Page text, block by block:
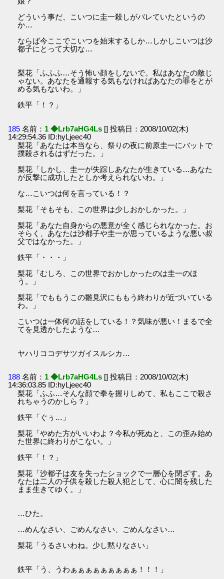
どういう事だ、こいつに圭一殺しがバレていたというの
か…
ならば今ここでこいつを始末するしか…しかしこいつは沙
都子にとって大切な…
梨花「ふふふ…そう怖い顔をしないで。私はあなたの敵じ
ゃない。あなたを通報する気もなければあなたの罪をとが
める気もないわ。」
鉄平「！？」
185 名前： 1 ◆Lrb7aHG4Ls [] 投稿日：2008/10/02(木)
14:29:54.36 ID:hyLjeec40
梨花「あなたは本当なら、祭りの夜に前原圭一にバットで
撲殺されるはずだった。」
梨花「しかし、圭一が失踪しあなたが生きている…あなた
が反撃に成功したとしか考えられないわ。」
な…こいつは何を言っている！？
梨花「そもそも、この世界は少しおかしかった。」
梨花「あなた自身からの悪意が全く感じられなかった。お
そらく、あなたは沙都子や圭一が思っているような悪い叔
父ではなかった。」
鉄平「・・・」
梨花「むしろ、この世界でおかしかったのは圭一のほ
う。」
梨花「でももうこの雛見沢にももう終わりが近づいている
わ。」
こいつは一体何の話をしている！？気味が悪い！まるで全
てを見透かしたような…
ヤハリココデサツガイスルシカ…
188 名前： 1 ◆Lrb7aHG4Ls [] 投稿日：2008/10/02(木)
14:36:03.85 ID:hyLjeec40
梨花「ふふ…そんな顔で拳を握りしめて、私もここで殺さ
れちゃうのかしら？」
鉄平「ぐぅ…」
梨花「やめた方がいいわよ？今私が死ぬと、この歪み始め
た世界に終わりがこない。」
鉄平「！？」
梨花「沙都子は友を失ったショックで一層心を閉ざす。あ
なたは二人の子供を殺した殺人犯として、心に闇を残した
まま生きてゆく。」
…ひた。
…めんなさい、ごめんなさい、ごめんなさい…
梨花「うるさいわね。少し黙りなさい」
鉄平「う、うわぁぁぁぁぁぁぁぁぁ！！！」